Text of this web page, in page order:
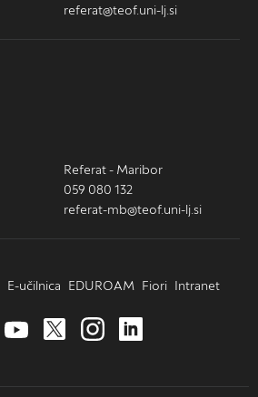
referat@teof.uni-lj.si
Referat - Maribor
059 080 132
referat-mb@teof.uni-lj.si
E-učilnica EDUROAM Fiori Intranet